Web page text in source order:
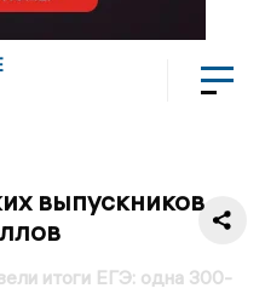
выпускников
итоги ЕГЭ: одна 300-